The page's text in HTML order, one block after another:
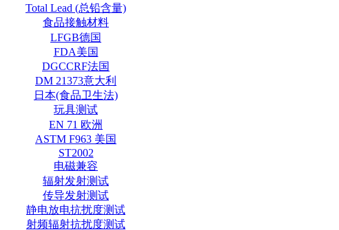
Total Lead (总铅含量)
食品接触材料
LFGB德国
FDA美国
DGCCRF法国
DM 21373意大利
日本(食品卫生法)
玩具测试
EN 71 欧洲
ASTM F963 美国
ST2002
电磁兼容
辐射发射测试
传导发射测试
静电放电抗扰度测试
射频辐射抗扰度测试